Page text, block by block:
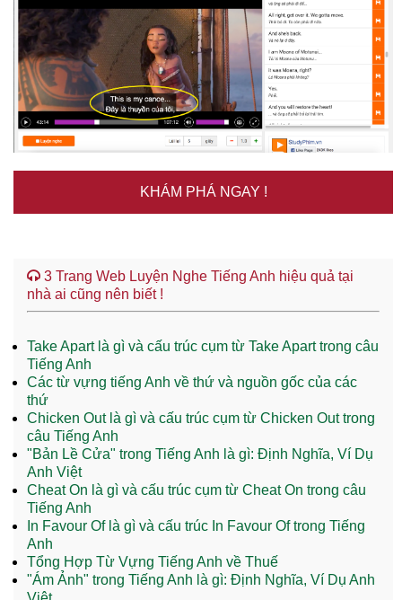
KHÁM PHÁ NGAY !
3 Trang Web Luyện Nghe Tiếng Anh hiệu quả tại
nhà ai cũng nên biết !
Take Apart là gì và cấu trúc cụm từ Take Apart trong câu
Tiếng Anh
Các từ vựng tiếng Anh về thứ và nguồn gốc của các
thứ
Chicken Out là gì và cấu trúc cụm từ Chicken Out trong
câu Tiếng Anh
"Bản Lề Cửa" trong Tiếng Anh là gì: Định Nghĩa, Ví Dụ
Anh Việt
Cheat On là gì và cấu trúc cụm từ Cheat On trong câu
Tiếng Anh
In Favour Of là gì và cấu trúc In Favour Of trong Tiếng
Anh
Tổng Hợp Từ Vựng Tiếng Anh về Thuế
"Ám Ảnh" trong Tiếng Anh là gì: Định Nghĩa, Ví Dụ Anh